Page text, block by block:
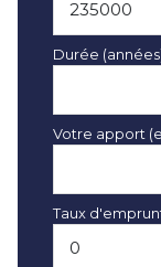
Durée
Votre apport
Taux